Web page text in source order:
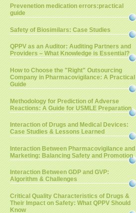
Prevenetion medication errors:practical
guide
Safety of Biosimilars: Case Studies
QPPV as an Auditor: Auditing Partners and
Providers – What Knowledge is Essential?
How to Choose the "Right" Outsourcing
Company in Pharmacovigilance: A Practical
Guide
Methodology for Prediction of Adverse
Reactions: A Guide for USMLE Preparation
Interaction of Drugs and Medical Devices:
Case Studies & Lessons Learned
Interaction Between Pharmacovigilance and
Marketing: Balancing Safety and Promotion
Interaction Between GDP and GVP:
Algorithm & Challenges
Critical Quality Characteristics of Drugs &
Their Impact on Safety: What QPPV Should
Know